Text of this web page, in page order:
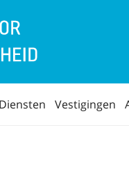
Diensten Vestigingen